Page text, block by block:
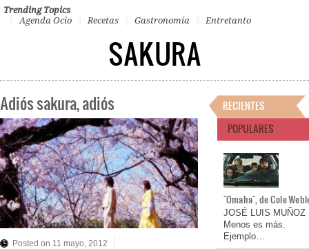
Trending Topics
Agenda Ocio
Recetas Gastronomía Entretanto
SAKURA
Adiós sakura, adiós
Posted on 11 mayo, 2012
RECIENTES
POPULARES
"Omaha", de Cole
JOSÉ LUIS MUÑOZ
Menos es más.
Ejemplo…